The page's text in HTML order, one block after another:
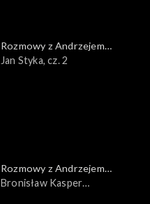
Rozmowy z Andrzejem
Doboszem
Jan Styka, cz. 2
Rozmowy z Andrzejem
Doboszem
Bronisław Kasper